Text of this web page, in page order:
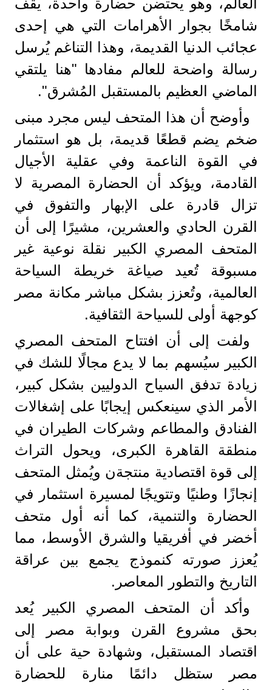
شامخًا بجوار الأهرامات التي هي إحدى
عجائب الدنيا القديمة، وهذا التناغم يُرسل
رسالة واضحة للعالم مفادها "هنا يلتقي
الماضي العظيم بالمستقبل المُشرق".
وأوضح أن هذا المتحف ليس مجرد مبنى
ضخم يضم قطعًا قديمة، بل هو استثمار
في القوة الناعمة وفي عقلية الأجيال
القادمة، ويؤكد أن الحضارة المصرية لا
تزال قادرة على الإبهار والتفوق في
القرن الحادي والعشرين، مشيرًا إلى أن
المتحف المصري الكبير نقلة نوعية غير
مسبوقة تُعيد صياغة خريطة السياحة
العالمية، وتُعزز بشكل مباشر مكانة مصر
كوجهة أولى للسياحة الثقافية.
ولفت إلى أن افتتاح المتحف المصري
الكبير سيُسهم بما لا يدع مجالًا للشك في
زيادة تدفق السياح الدوليين بشكل كبير،
الأمر الذي سينعكس إيجابًا على إشغالات
الفنادق والمطاعم وشركات الطيران في
منطقة القاهرة الكبرى، ويحول التراث
إلى قوة اقتصادية منتجةن ويُمثل المتحف
إنجازًا وطنيًا وتتويجًا لمسيرة استثمار في
الحضارة والتنمية، كما أنه أول متحف
أخضر في أفريقيا والشرق الأوسط، مما
يُعزز صورته كنموذج يجمع بين عراقة
التاريخ والتطور المعاصر.
وأكد أن المتحف المصري الكبير يُعد
بحق مشروع القرن وبوابة مصر إلى
اقتصاد المستقبل، وشهادة حية على أن
مصر ستظل دائمًا منارة للحضارة